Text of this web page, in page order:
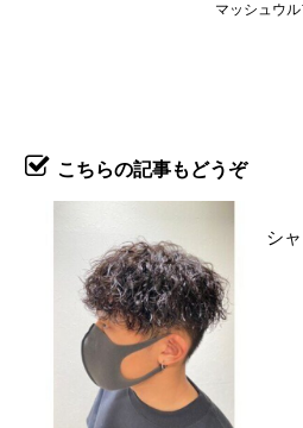
マッシュウ
こちらの記事もどうぞ
シ